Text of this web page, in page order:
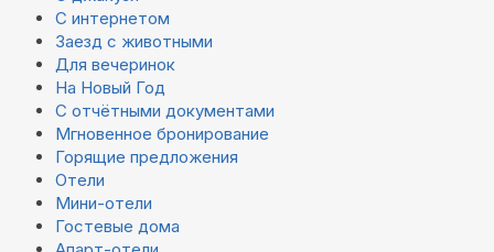
С интернетом
Заезд с животными
Для вечеринок
На Новый Год
С отчётными документами
Мгновенное бронирование
Горящие предложения
Отели
Мини-отели
Гостевые дома